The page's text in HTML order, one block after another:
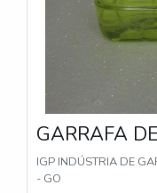
GARRAFA
IGP INDÚSTRIA DE
- GO